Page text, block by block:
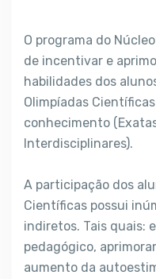
O programa do
de incentivar e
habilidades dos
Olimpíadas
conhecimento
Interdisciplinares).
A participação dos
Científicas possui
indiretos. Tais quais:
pedagógico,
aumento da